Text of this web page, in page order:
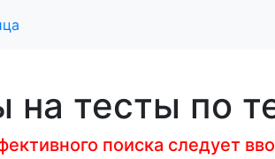
на тесты по
поиска следует